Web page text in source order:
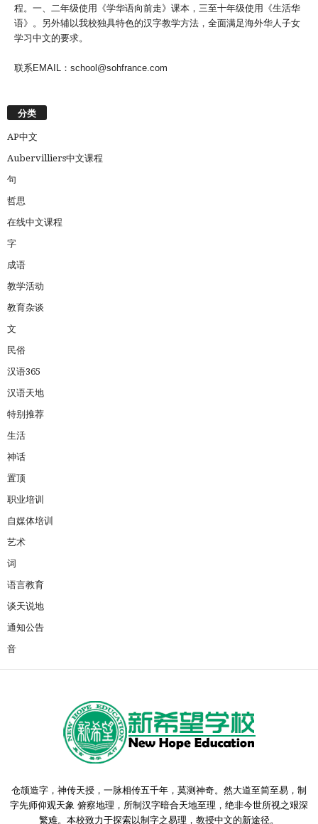
程。一、二年级使用《学华语向前走》课本，三至十年级使用《生活华
语》。另外辅以我校独具特色的汉字教学方法，全面满足海外华人子女
学习中文的要求。
联系EMAIL：school@sohfrance.com
分类
AP中文
Aubervilliers中文课程
句
哲思
在线中文课程
字
成语
教学活动
教育杂谈
文
民俗
汉语365
汉语天地
特别推荐
生活
神话
置顶
职业培训
自媒体培训
艺术
词
语言教育
谈天说地
通知公告
音
仓颉造字，神传天授，一脉相传五千年，莫测神奇。然大道至简至易，制
字先师仰观天象 俯察地理，所制汉字暗合天地至理，绝非今世所视之艰深
繁难。本校致力于探索以制字之易理，教授中文的新途径。